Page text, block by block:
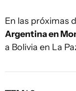
En las próximas
Argentina en
a Bolivia en La